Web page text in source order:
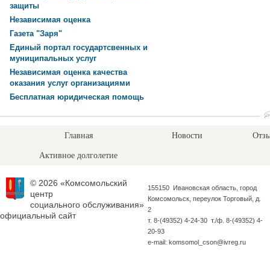
защиты
Независимая оценка
Газета "Заря"
Единый портал государтсвенных и
муниципальных услуг
Независимая оценка качества
оказания услуг организациями
Бесплатная юридическая помощь
Главная Новости
Активное долголетие
© 2026 «Комсомольский
центр
социального обслуживания»
официальный сайт
155150 Ивановская область, город
Комсомольск, переулок Торговый, д.
2
т. 8-(49352) 4-24-30 т./ф. 8-(49352) 4-
20-93
e-mail: komsomol_cson@ivreg.ru